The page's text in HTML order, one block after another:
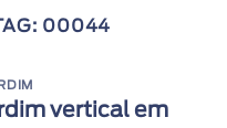
00044
vertical em